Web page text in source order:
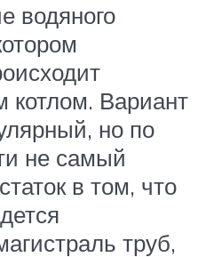
водяного
котлом. Вариант
но по
не самый
в том, что
труб,